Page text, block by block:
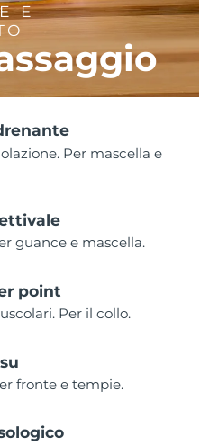
E
Per mascella e
guance e mascella.
point
Per il collo.
fronte e tempie.